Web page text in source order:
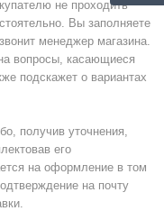
не проходить
Вы заполняете
менеджер магазина.
вопросы, касающиеся
подскажет о вариантах
получив уточнения,
его
на оформление в том
на почту